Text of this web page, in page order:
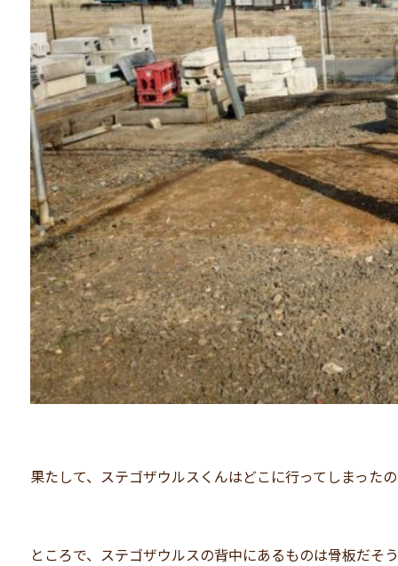
果たして、ステゴザウルスくんはどこに行ってしまった
ところで、ステゴザウルスの背中にあるものは骨板だそ